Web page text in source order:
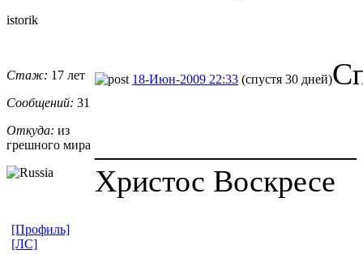
istorik
Стаж: 17 лет
Сообщений: 31
Откуда: из
грешного мира
18-Июн-2009 22:33 (спустя 30 дней)
Христос Воскресе
[Профиль]
[ЛС]